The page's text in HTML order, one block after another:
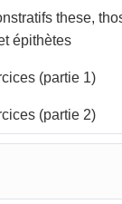
these,
épithètes
(partie 1)
(partie 2)